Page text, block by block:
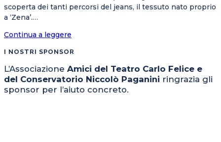
scoperta dei tanti percorsi del jeans, il tessuto nato proprio
a ‘Zena’.…
Continua a leggere
countdown
per
il
Paganini
I NOSTRI SPONSOR
L’Associazione Amici del Teatro Carlo Felice e
del Conservatorio Niccolò Paganini ringrazia gli
sponsor per l’aiuto concreto.